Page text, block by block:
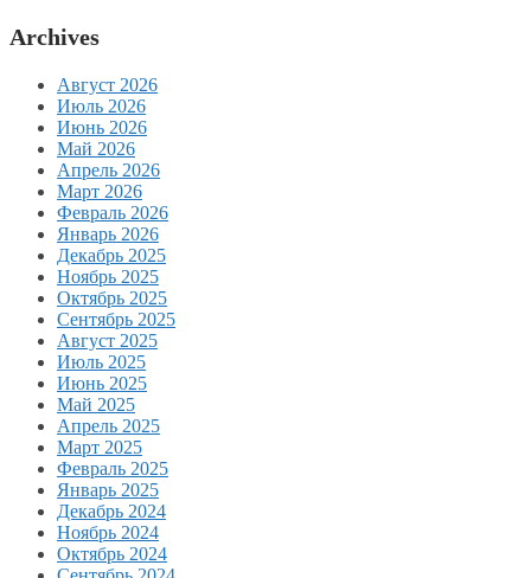
Archives
Август 2026
Июль 2026
Июнь 2026
Май 2026
Апрель 2026
Март 2026
Февраль 2026
Январь 2026
Декабрь 2025
Ноябрь 2025
Октябрь 2025
Сентябрь 2025
Август 2025
Июль 2025
Июнь 2025
Май 2025
Апрель 2025
Март 2025
Февраль 2025
Январь 2025
Декабрь 2024
Ноябрь 2024
Октябрь 2024